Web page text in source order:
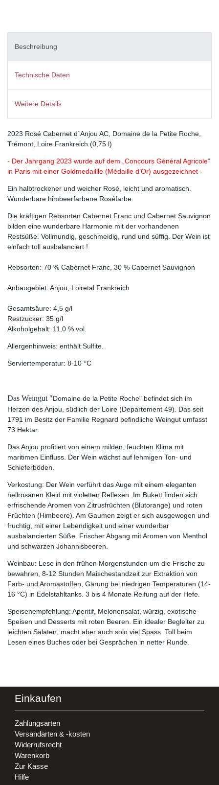
Beschreibung
Technische Daten
Weitere Details
2023 Rosé Cabernet d´Anjou AC, Domaine de la Petite Roche,
Trémont, Loire Frankreich (0,75 l)
- Der Jahrgang 2023 wurde auf dem „Concours Général Agricole“
in Paris mit einer Goldmedaillle (Médaille d’Or) ausgezeichnet -
Ein halbtrockener und weicher Rosé, leicht und aromatisch.
Wunderbare himbeerfarbene Roséfarbe.
Die kräftigen Rebsorten Cabernet Franc und Cabernet Sauvignon
bilden eine wunderbare Harmonie mit der vorhandenen
Restsüße. Vollmundig, geschmeidig, rund und süffig. Der Wein ist
einfach toll ausbalanciert !
Rebsorten: 70 % Cabernet Franc, 30 % Cabernet Sauvignon
Anbaugebiet: Anjou, Loiretal Frankreich
Gesamtsäure: 4,5 g/l
Restzucker: 35 g/l
Alkoholgehalt: 11,0 % vol.
Allergenhinweis: enthält Sulfite.
Serviertemperatur: 8-10 °C
Das Weingut "Domaine de la Petite Roche" befindet sich im
Herzen des Anjou, südlich der Loire (Departement 49). Das seit
1791 im Besitz der Familie Regnard befindliche Weingut umfasst
73 Hektar.
Das Anjou profitiert von einem milden, feuchten Klima mit
maritimen Einfluss. Der Wein wächst auf lehmigen Ton- und
Schieferböden.
Verkostung: Der Wein verführt das Auge mit einem eleganten
hellrosanen Kleid mit violetten Reflexen. Im Bukett finden sich
erfrischende Aromen von Zitrusfrüchten (Blutorange) und roten
Früchten (Himbeere). Am Gaumen zeigt er sich ausgewogen und
fruchtig, mit einer Lebendigkeit und einer wunderbar
ausbalancierten Süße. Frischer Abgang mit Aromen von Menthol
und schwarzen Johannisbeeren.
Weinbau: Lese in den frühen Morgenstunden um die Frische zu
bewahren, 8-12 Stunden Maischestandzeit zur Extraktion von
Farb- und Aromastoffen, Gärung bei niedrigen Temperaturen (14-
16 °C) in Edelstahltanks. 3 bis 4 Monate Reifung auf der Hefe.
Speisenempfehlung: Aperitif, Melonensalat, würzig, exotische
Speisen und Desserts mit roten Beeren.
Ein idealer Begleiter zu
leichten Salaten, macht aber auch solo viel Spass. Toll beim
Lesen eines Buches oder bei Gesprächen in netter Runde.
Einkaufen
Zahlungsarten
Versandarten & -kosten
Widerrufsrecht
Warenkorb
Zur Kasse
Hilfe